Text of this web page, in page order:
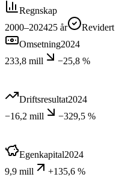
Regnskap
2000–202425 år
Revidert
Omsetning2024
233,8 mill
−25,8 %
Driftsresultat2024
−16,2 mill
−329,5 %
Egenkapital2024
9,9 mill
+135,6 %